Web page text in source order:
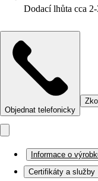
Dodací lhůta cca
Objednat telefonicky
Informace o
Certifikáty a služby